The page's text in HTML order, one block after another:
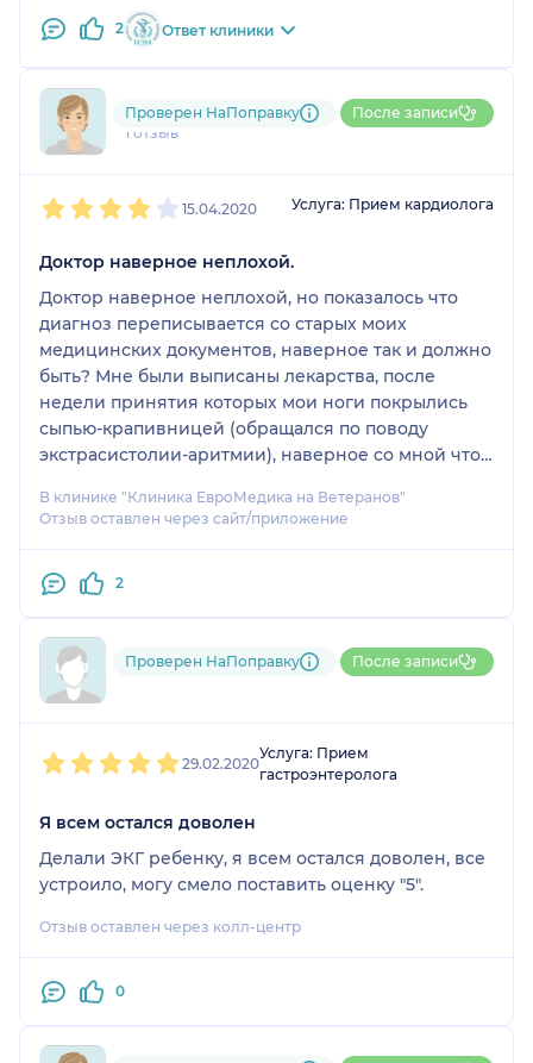
2 Ответ клиники
Александр
1 отзыв
Проверен НаПоправку После записи
15.04.2020 Услуга: Прием кардиолога
Доктор наверное неплохой.
Доктор наверное неплохой, но показалось что
диагноз переписывается со старых моих
медицинских документов, наверное так и должно
быть? Мне были выписаны лекарства, после
недели принятия которых мои ноги покрылись
сыпью-крапивницей (обращался по поводу
экстрасистолии-аритмии), наверное со мной что-
В клинике "Клиника ЕвроМедика на Ветеранов"
Отзыв оставлен через сайт/приложение
2
Пользователь НаПоправку
Проверен НаПоправку После записи
29.02.2020
Услуга: Прием
гастроэнтеролога
Я всем остался доволен
Делали ЭКГ ребенку, я всем остался доволен, все
устроило, могу смело поставить оценку "5".
Отзыв оставлен через колл-центр
0